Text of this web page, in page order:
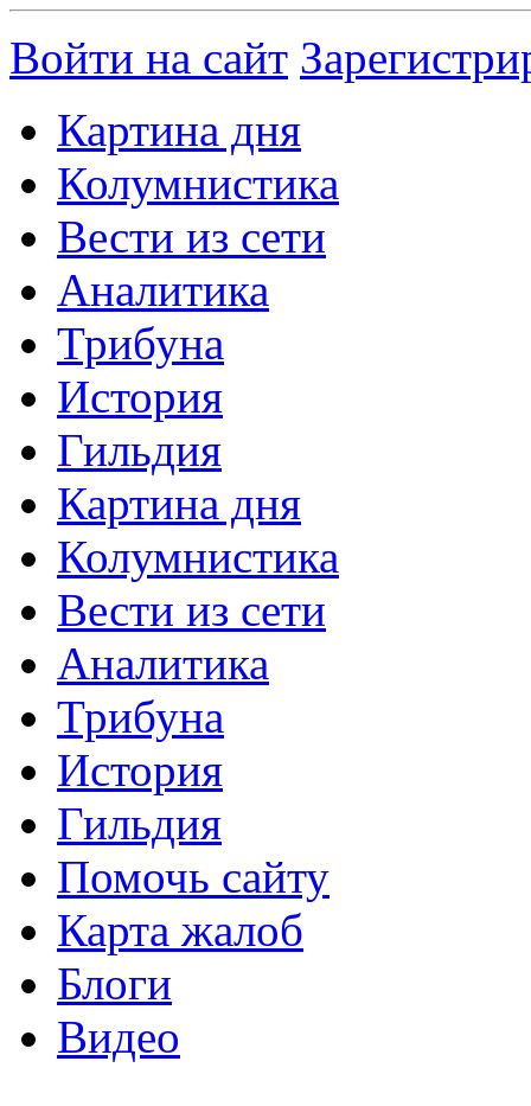
Войти на сайт
Картина дня
Колумнистика
Вести из сети
Аналитика
Трибуна
История
Гильдия
Картина дня
Колумнистика
Вести из сети
Аналитика
Трибуна
История
Гильдия
Помочь сайту
Карта жалоб
Блоги
Видео